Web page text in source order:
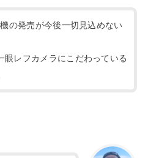
の発売が今後一切見込めない
眼レフカメラにこだわっている